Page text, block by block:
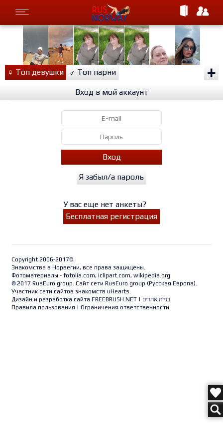
♀ Топ девушки ♂ Топ парни +
Вход в мой аккаунт
Вход
Я забыл/а пароль
У вас еще нет анкеты?
Бесплатная регистрация
Copyright 2006-2017©
Знакомства в Норвегии, все права защищены.
Фотоматериалы - fotolia.com, iclipart.com, wikipedia.org
© 2017 RusEuro group. Сайт сети RusEuro group (Русская Европа).
Участник сети сайтов знакомств uHearts.
Дизайн и разработка сайта FREEBRUSH.NET| בניית אתרים
Правила пользования | Ограничения ответственности